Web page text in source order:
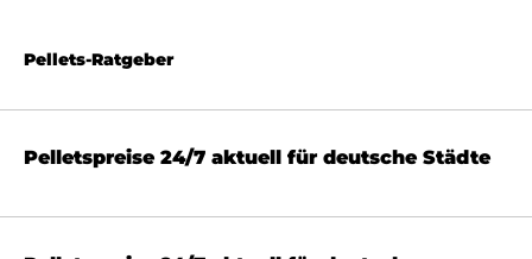
Pellets-Ratgeber
Pelletspreise 24/7 aktuell für deutsche Städte